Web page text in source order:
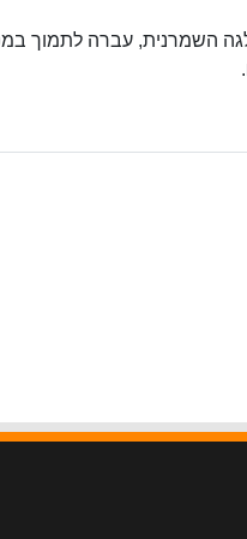
שהייתה חברה במפלגה השמרנית, עברה